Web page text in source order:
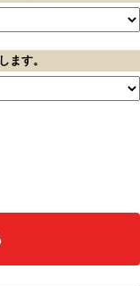
ます。